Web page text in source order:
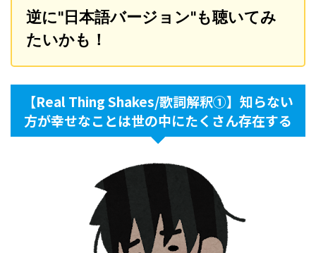
逆に"日本語バージョン"も聴いてみ
たいかも！
【Real Thing Shakes/歌詞解釈①】知らない
方が幸せなことは世の中にたくさん存在する